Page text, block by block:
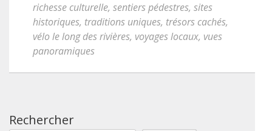
richesse culturelle, sentiers pédestres, sites
historiques, traditions uniques, trésors cachés,
vélo le long des rivières, voyages locaux, vues
panoramiques
Rechercher